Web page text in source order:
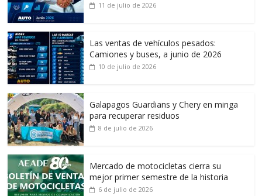
11 de julio de 2026
Las ventas de vehículos pesados:
Camiones y buses, a junio de 2026
10 de julio de 2026
Galapagos Guardians y Chery en minga
para recuperar residuos
8 de julio de 2026
Mercado de motocicletas cierra su
mejor primer semestre de la historia
6 de julio de 2026